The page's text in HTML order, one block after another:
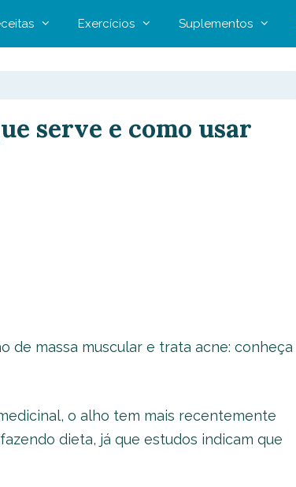
Exercícios Suplementos
serve e como usar
de massa muscular e trata acne: conheça
o alho tem mais recentemente
dieta, já que estudos indicam que